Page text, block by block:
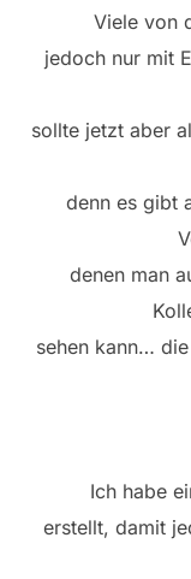
Viele von
jedoch nur mit
sollte jetzt aber
denn es gibt
denen man
sehen kann… die
Ich habe
erstellt, damit